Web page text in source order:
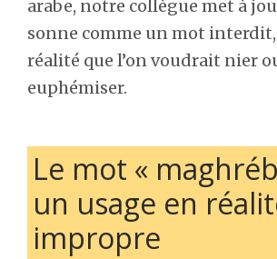
arabe, notre collègue met à
sonne comme un mot
réalité que l’on voudrait nier
euphémiser.
Le mot «
un usage en
impropre